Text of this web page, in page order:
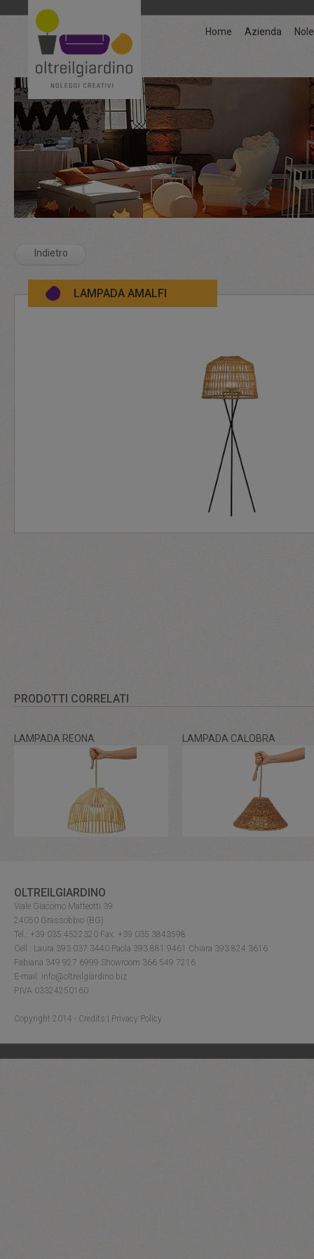
Home Azienda
Indietro
LAMPADA AMALFI
PRODOTTI CORRELATI
LAMPADA REONA LAMPADA CALOBRA
OLTREILGIARDINO
Viale Giacomo Matteotti 39
24050 Grassobbio (BG)
Tel.: +39 035.4522320 Fax: +39 035.3843598
Cell.: Laura 393 037 3440 Paola 393 881 9461 Chiara 393 824 3616
Fabiana 349 927 6999 Showroom 366 549 7216
E-mail: info@oltreilgiardino.biz
P.IVA 03324250160
Copyright 2014 - Credits Privacy Policy